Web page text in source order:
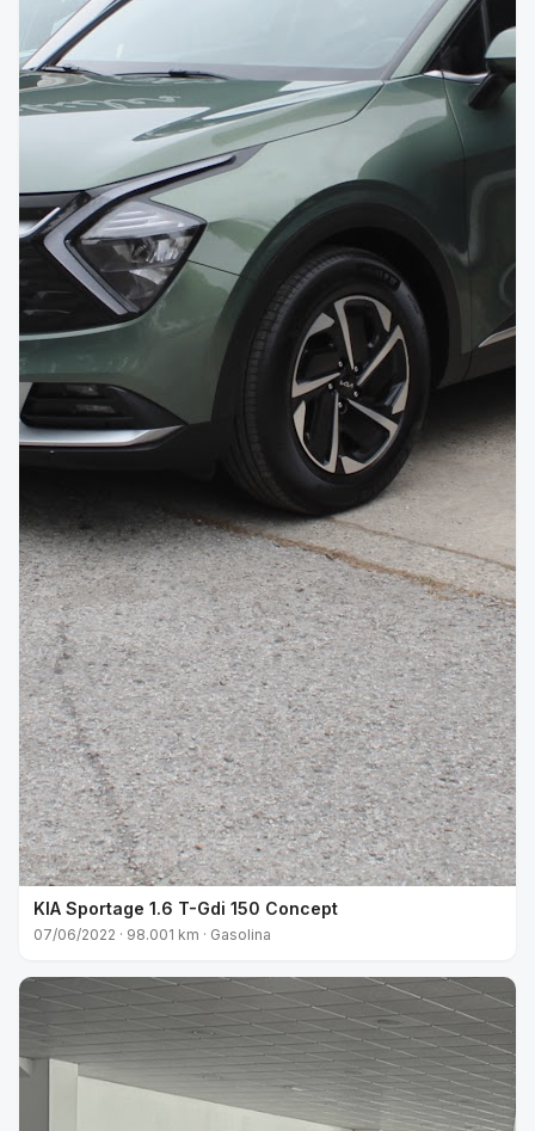
KIA Sportage 1.6 T-Gdi 150 Concept
07/06/2022 · 98.001 km · Gasolina
VENDIDO